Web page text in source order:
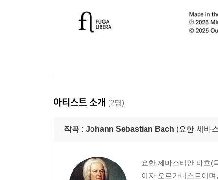
아티스트 소개 (2명)
작곡 : Johann Sebastian Bach (요한 세바
요한 제바스티안 바흐(
이자 오르가니스트이